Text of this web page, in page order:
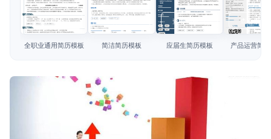
简历模板
简历教程
查看模板
全职业通用简历模板
查看模板
简洁简历模板
查看模板
应届生简历模板
查看模板
产品运营简